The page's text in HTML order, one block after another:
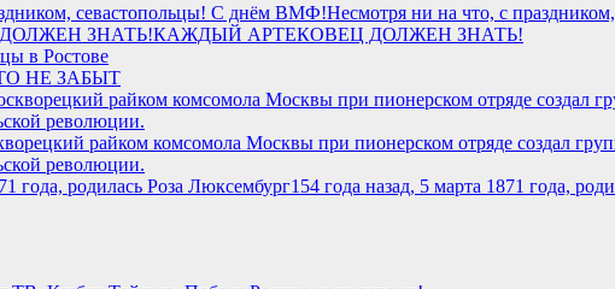
Несмотря ни на что, с
КАЖДЫЙ АРТЕКОВЕЦ ДОЛЖЕН ЗНАТЬ!
в Ростове
НЕ ЗАБЫТ
райком комсомола Москвы при пионерском отряде создал
революции.
154 года назад, 5 марта 1871 года,